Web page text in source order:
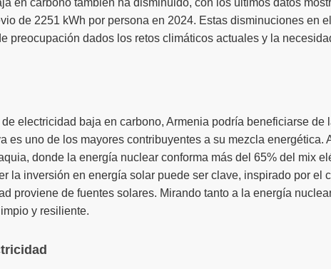
en carbono también ha disminuido, con los últimos datos
de 2251 kWh por persona en 2024. Estas disminuciones en
preocupación dados los retos climáticos actuales y la
electricidad baja en carbono, Armenia podría beneficiarse de
es uno de los mayores contribuyentes a su mezcla energética.
donde la energía nuclear conforma más del 65% del mix
la inversión en energía solar puede ser clave, inspirado por el
proviene de fuentes solares. Mirando tanto a la energía
y resiliente.